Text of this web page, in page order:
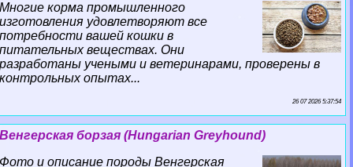
Многие корма промышленного
изготовления удовлетворяют все
потребности вашей кошки в
питательных веществах. Они
разработаны учеными и ветеринарами, проверены в
контрольных опытах...
26 07 2026 5:37:54
Венгерская борзая (Hungarian Greyhound)
Фото и описание породы Венгерская